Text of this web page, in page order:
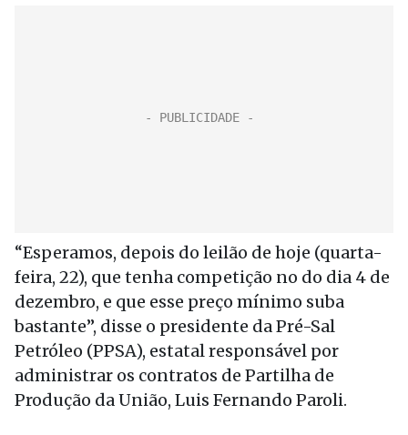
“Esperamos, depois do leilão de hoje (quarta-
feira, 22), que tenha competição no do dia 4 de
dezembro, e que esse preço mínimo suba
bastante”, disse o presidente da Pré-Sal
Petróleo (PPSA), estatal responsável por
administrar os contratos de Partilha de
Produção da União, Luis Fernando Paroli.